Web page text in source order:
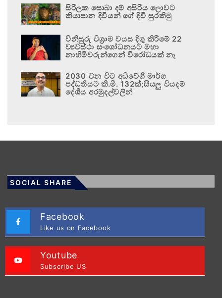
සිරිලක සොබා දම් අසිරිය ලොවට
කියාපාන දිවියන් ගේ දිවි සුරකිමු
විනිසුරු විශ්‍රාම වයස දිගු කිරීමේ 22
ව්‍යවස්ථා සංශෝධනයට මහා
නාහිමිවරුන්ගෙන් විරෝධයක් නෑ
2030 වන විට අධිවේගී මාර්ග
පද්ධතියට කි.මී. 132ක්;සියලු වියදම්
දේශීය අරමුදල්වලින්
SOCIAL SHARE
Facebook
Like us on Facebook
Youtube
Subscribe US